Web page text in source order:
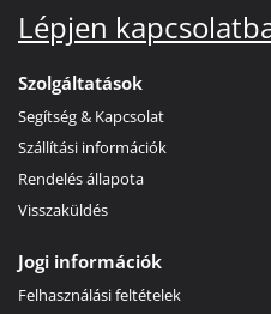
Lépjen
Szolgáltatások
Segítség & Kapcsolat
Szállítási információk
Rendelés állapota
Visszaküldés
Jogi információk
Felhasználási feltételek